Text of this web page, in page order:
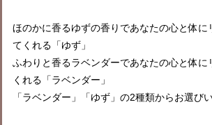
ほのかに香るゆずの香りであなたの心と体に
てくれる「ゆず」
ふわりと香るラベンダーであなたの心と体に
くれる「ラベンダー」
「ラベンダー」「ゆず」の2種類からお選び